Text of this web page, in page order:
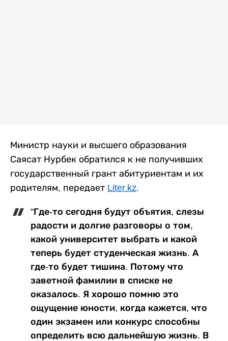
Министр науки и высшего образования
Саясат Нурбек обратился к не получивших
государственный грант абитуриентам и их
родителям, передает Liter.kz.
"Где-то сегодня будут объятия, слезы
радости и долгие разговоры о том,
какой университет выбрать и какой
теперь будет студенческая жизнь. А
где-то будет тишина. Потому что
заветной фамилии в списке не
оказалось. Я хорошо помню это
ощущение юности, когда кажется, что
один экзамен или конкурс способны
определить всю дальнейшую жизнь. В